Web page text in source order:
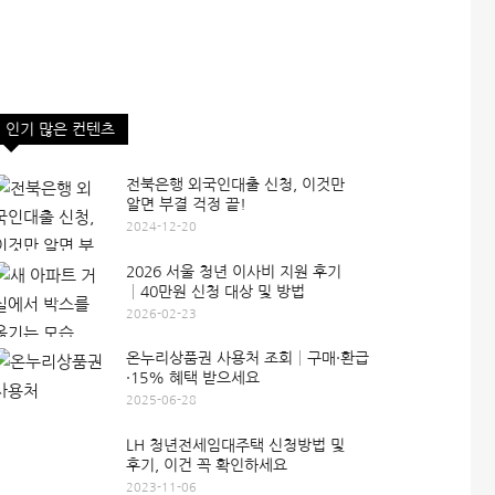
인기 많은 컨텐츠
전북은행 외국인대출 신청, 이것만
알면 부결 걱정 끝!
2024-12-20
2026 서울 청년 이사비 지원 후기
│40만원 신청 대상 및 방법
2026-02-23
온누리상품권 사용처 조회│구매·환급
·15% 혜택 받으세요
2025-06-28
LH 청년전세임대주택 신청방법 및
후기, 이건 꼭 확인하세요
2023-11-06